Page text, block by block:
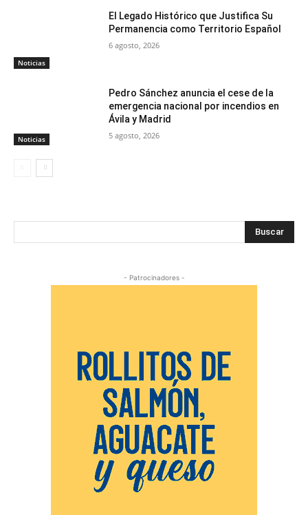
Noticias
El Legado Histórico que Justifica Su
Permanencia como Territorio Español
6 agosto, 2026
Noticias
Pedro Sánchez anuncia el cese de la
emergencia nacional por incendios en
Ávila y Madrid
5 agosto, 2026
Buscar
- Patrocinadores -